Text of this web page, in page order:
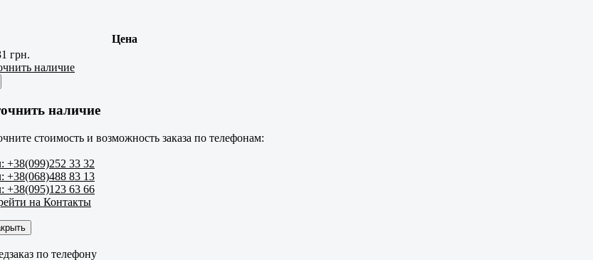
Цена
грн.
наличие
наличие
стоимость и возможность заказа по телефонам:
+38(099)252 33 32
+38(068)488 83 13
+38(095)123 63 66
на Контакты
по телефону